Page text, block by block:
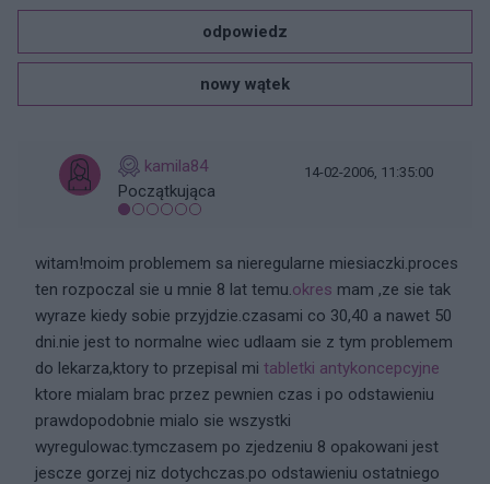
odpowiedz
nowy wątek
kamila84
Początkująca
14-02-2006, 11:35:00
witam!moim problemem sa nieregularne miesiaczki.proces
ten rozpoczal sie u mnie 8 lat temu.okres mam ,ze sie tak
wyraze kiedy sobie przyjdzie.czasami co 30,40 a nawet 50
dni.nie jest to normalne wiec udlaam sie z tym problemem
do lekarza,ktory to przepisal mi tabletki antykoncepcyjne
ktore mialam brac przez pewnien czas i po odstawieniu
prawdopodobnie mialo sie wszystki
wyregulowac.tymczasem po zjedzeniu 8 opakowani jest
jescze gorzej niz dotychczas.po odstawieniu ostatniego